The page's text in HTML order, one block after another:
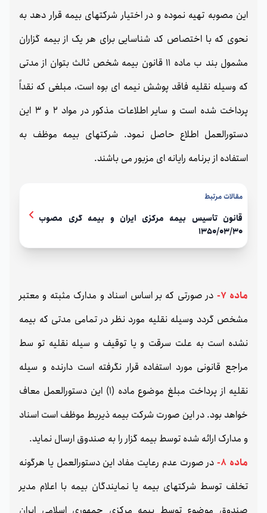
این مصوبه تهیه نموده و در اختیار شرکتهای بیمه قرار دهد به
نحوی که با اختصاص کد شناسایی برای هر یک از بیمه گزاران
مشمول بند ب ماده 11 قانون بیمه شخص ثالث بتوان از مدتی
که وسیله نقلیه فاقد پوشش نیمه ای بوه است، مبلغی که نقداً
پرداخت شده است و سایر اطلاعات مذکور در مواد 2 و 3 این
دستورالعمل اطلاع حاصل نمود. شرکتهای بیمه موظف به
استفاده از برنامه رایانه ای مزبور می باشند.
مقالات مرتبط
قانون تأسیس بیمه مرکزی ایران و بیمه گری مصوب
1350/03/30
ماده 7-
در صورتی که بر اساس اسناد و مدارک مثبته و معتبر
مشخص گردد وسیله نقلیه مورد نظر در تمامی مدتی که بیمه
نشده است به علت سرقت و یا توقیف و سیله نقلیه تو سط
مراجع قانونی مورد استفاده قرار نگرفته است دارنده و سیله
نقلیه از پرداخت مبلغ موضوع ماده (1) این دستورالعمل معاف
خواهد بود. در این صورت شرکت بیمه ذیربط موظف است اسناد
و مدارک ارائه شده توسط بیمه گزار را به صندوق ارسال نماید.
ماده 8-
در صورت عدم رعایت مفاد این دستورالعمل یا هرگونه
تخلف توسط شرکتهای بیمه یا نمایندگان بیمه با اعلام مدیر